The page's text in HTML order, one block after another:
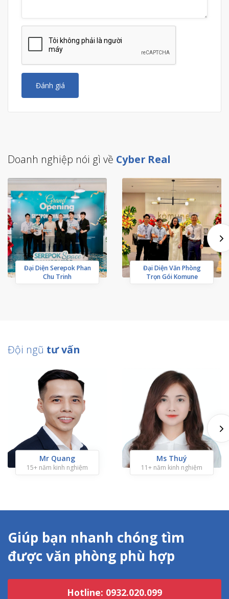
Đánh giá
Doanh nghiệp nói gì về Cyber Real
Đại Diện Serepok Phan
Chu Trinh
Đại Diện Văn Phòng
Trọn Gói Komune
Đội ngũ tư vấn
Mr Quang
15+ năm kinh nghiệm
Ms Thuý
11+ năm kinh nghiệm
Giúp bạn nhanh chóng tìm
được văn phòng phù hợp
Hotline: 0932.020.099